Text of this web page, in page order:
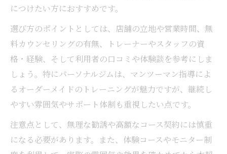
につけたい方におすすめです。
選び方のポイントとしては、店舗の立地や営業時間、無
料カウンセリングの有無、トレーナーやスタッフの資
格・経験、そして利用者の口コミや体験談を参考にしま
しょう。特にパーソナルジムは、マンツーマン指導によ
るオーダーメイドのトレーニングが魅力ですが、継続し
やすい雰囲気やサポート体制も重視したい点です。
注意点として、無理な勧誘や高額なコース契約には慎重
になる必要があります。また、体験コースやモニター制